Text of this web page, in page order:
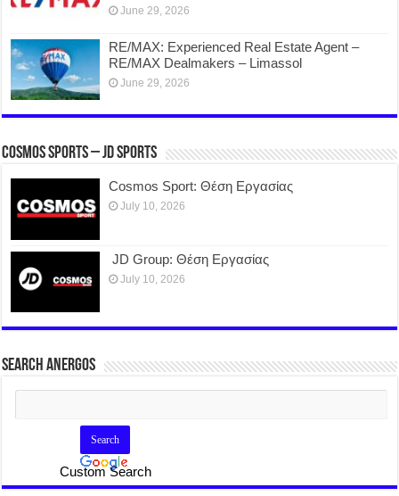
June 29, 2026
RE/MAX: Experienced Real Estate Agent –
RE/MAX Dealmakers – Limassol
June 29, 2026
COSMOS SPORTS – JD SPORTS
Cosmos Sport: Θέση Εργασίας
July 10, 2026
JD Group: Θέση Εργασίας
July 10, 2026
SEARCH ANERGOS
Custom Search